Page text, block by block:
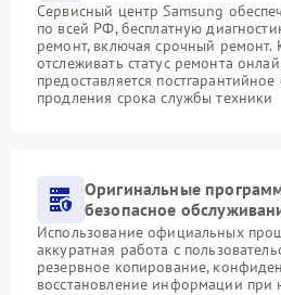
Сервисный центр Samsung
по всей РФ, бесплатную
ремонт, включая срочный ремонт.
отслеживать статус ремонта
предоставляется
продления срока службы техники
Оригинальные
безопасное
Использование официальных
аккуратная работа с
резервное копирование,
восстановление информации при